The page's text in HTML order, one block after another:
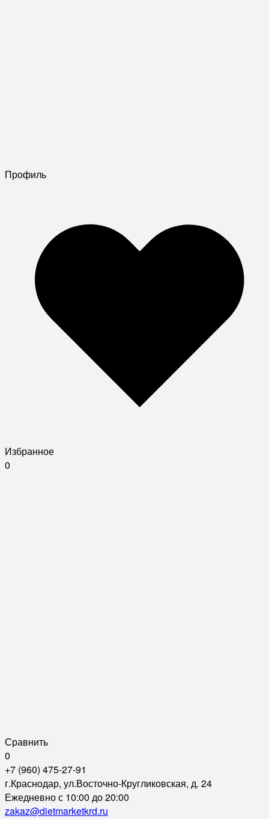
Профиль
Избранное
0
Сравнить
0
+7 (960) 475-27-91
г.Краснодар, ул.Восточно-Кругликовская, д. 24
Ежедневно с 10:00 до 20:00
zakaz@dietmarketkrd.ru